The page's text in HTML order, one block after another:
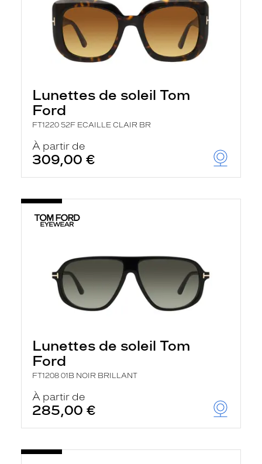
Lunettes de soleil Tom
Ford
FT1220 52F ECAILLE CLAIR BR
À partir de
309,00 €
Lunettes de soleil Tom
Ford
FT1208 01B NOIR BRILLANT
À partir de
285,00 €